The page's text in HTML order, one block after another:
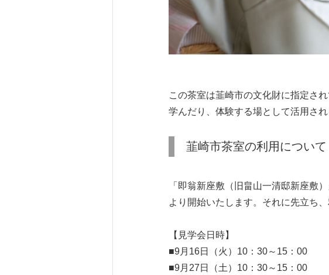
この茶室は韮崎市の文化財に指定さ
学んだり、体験する場として活用され
韮崎市茶室の利用について
「即翁新座敷（旧畠山一清邸新座敷
より開始いたします。それに先立ち
【見学会日時】
■9月16日（火）10：30～15：00
■9月27日（土）10：30～15：00